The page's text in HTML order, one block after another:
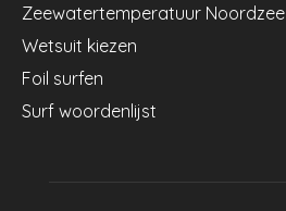
Zeewatertemperatuur Noordzee
Wetsuit kiezen
Foil surfen
Surf woordenlijst